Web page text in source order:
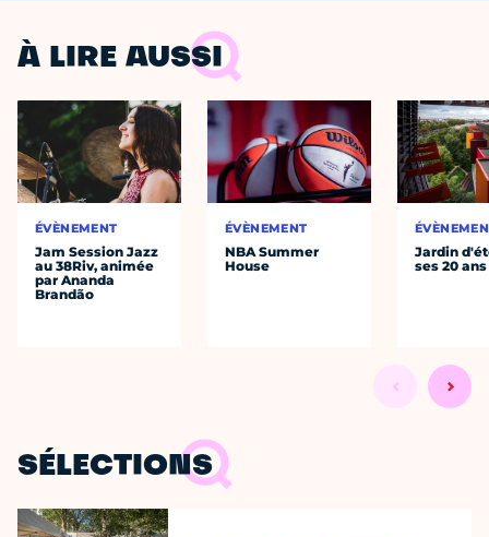
À LIRE AUSSI
ÉVÈNEMENT
Jam Session Jazz
au 38Riv, animée
par Ananda
Brandão
ÉVÈNEMENT
NBA Summer
House
Jardin
ses 20 ans
SÉLECTIONS